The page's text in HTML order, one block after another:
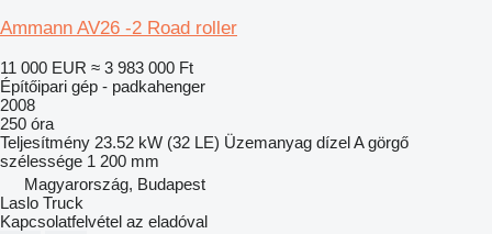
Ammann AV26 -2 Road roller
11 000 EUR ≈ 3 983 000 Ft
Építőipari gép - padkahenger
2008
250 óra
Teljesítmény 23.52 kW (32 LE) Üzemanyag dízelA görgő
szélessége 1 200 mm
Magyarország, Budapest
Laslo Truck
Kapcsolatfelvétel az eladóval